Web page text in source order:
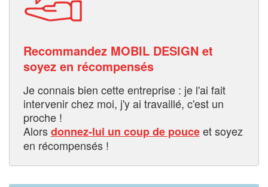
Recommandez MOBIL DESIGN et
soyez en récompensés
Je connais bien cette entreprise : je l'ai fait
intervenir chez moi, j'y ai travaillé, c'est un
proche !
Alorsdonnez-lui un coup de pouceet soyez
en récompensés !